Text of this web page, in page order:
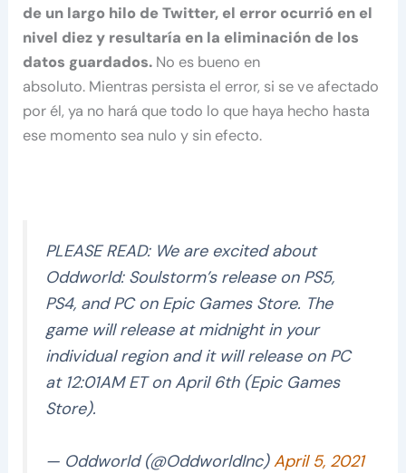
de un largo hilo de Twitter, el error ocurrió en el
nivel diez y resultaría en la eliminación de los
datos guardados. No es bueno en
absoluto. Mientras persista el error, si se ve afectado
por él, ya no hará que todo lo que haya hecho hasta
ese momento sea nulo y sin efecto.
PLEASE READ: We are excited about
Oddworld: Soulstorm’s release on PS5,
PS4, and PC on Epic Games Store. The
game will release at midnight in your
individual region and it will release on PC
at 12:01AM ET on April 6th (Epic Games
Store).
— Oddworld (@OddworldInc)April 5, 2021